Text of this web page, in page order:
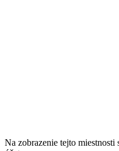
Na zobrazenie tejto